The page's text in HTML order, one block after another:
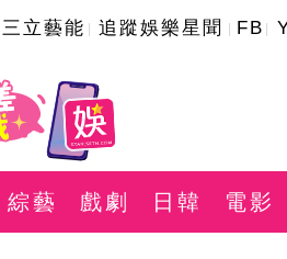
三立藝能 追蹤娛樂星聞 FB
綜藝 戲劇 日韓 電影